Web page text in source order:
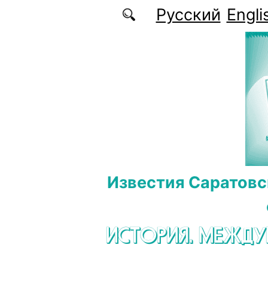
Перейти к основному содержаниюРусский
Известия
ИСТОРИЯ.